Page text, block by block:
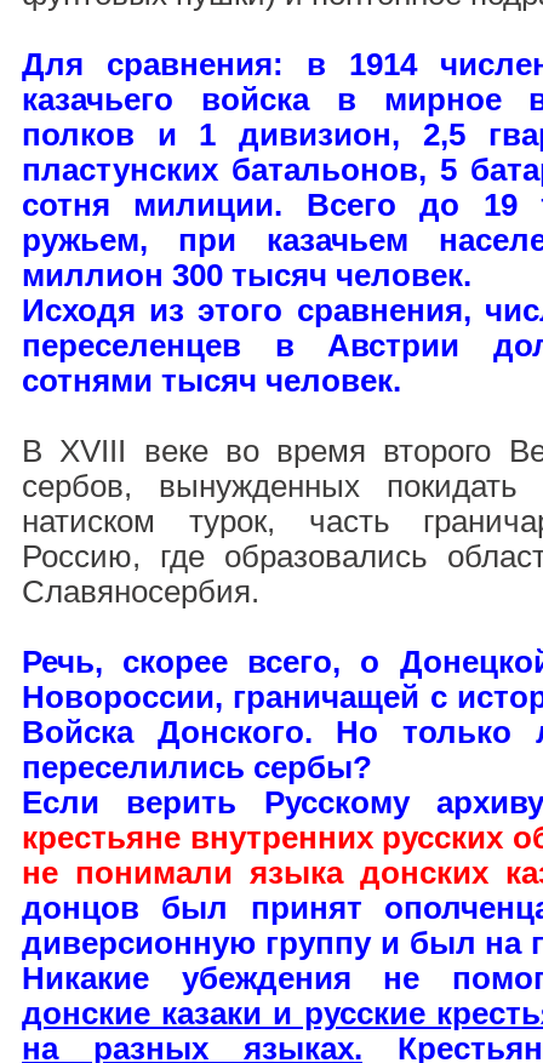
Для сравнения: в 1914
казачьего войска в мирное
полков и 1 дивизион, 2,5
пластунских батальонов, 5
сотня милиции. Всего до 19
ружьем, при казачьем
миллион 300 тысяч человек.
Исходя из этого сравнения,
переселенцев в Австрии
сотнями тысяч человек.
В XVIII веке во время второго
сербов, вынужденных
натиском турок, часть
Россию, где образовались
Славяносербия.
Речь, скорее всего, о
Новороссии, граничащей с
Войска Донского. Но
переселились сербы?
Если верить Русскому
крестьяне внутренних русских
не понимали языка донских
донцов был принят
диверсионную группу и был на
Никакие убеждения не
донские казаки и русские
на разных языках.